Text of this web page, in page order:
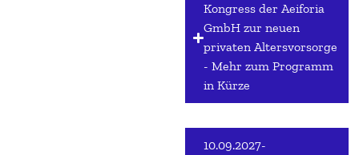
Kongress der Aeiforia
GmbH zur neuen
privaten Altersvorsorge
- Mehr zum Programm
in Kürze
10.09.2027-